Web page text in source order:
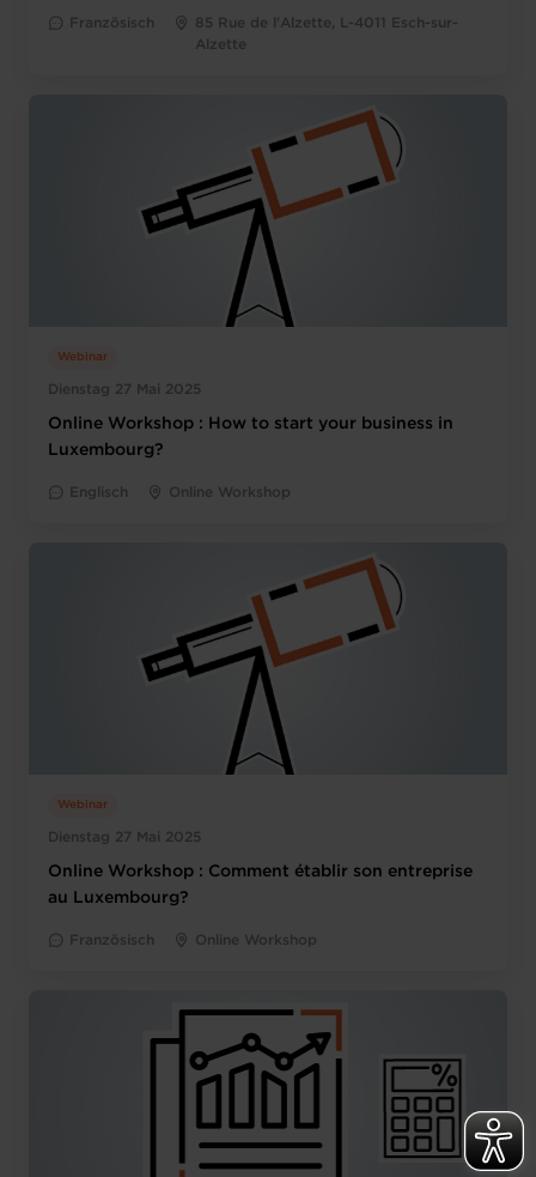
Französisch
85 Rue de l'Alzette, L-4011 Esch-sur-
Alzette
Dienstag 27 Mai 2025
Webinar
Online Workshop : How to start your business in
Luxembourg?
Englisch Online Workshop
Dienstag 27 Mai 2025
Webinar
Online Workshop : Comment établir son entreprise
au Luxembourg?
Französisch Online Workshop